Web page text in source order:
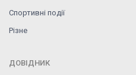
Спортивні події
Різне
ДОВІДНИК